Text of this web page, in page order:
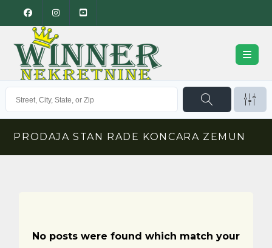
PRODAJA STAN RADE KONCARA ZEMUN
No posts were found which match your